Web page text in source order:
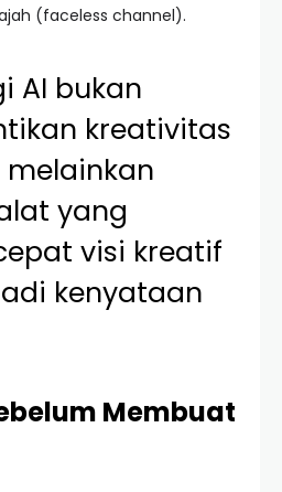
(faceless channel).
AI bukan
kreativitas
yang
visi kreatif
kenyataan
Membuat